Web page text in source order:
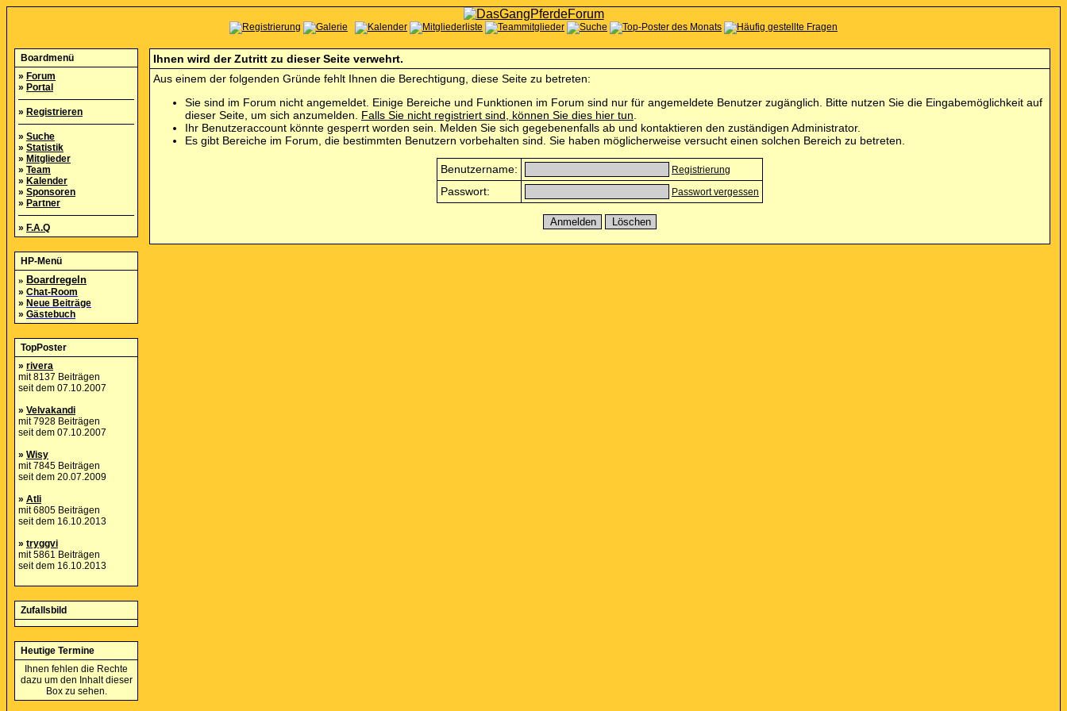
Boardmenü
» Forum
» Portal
» Registrieren
» Suche
» Statistik
» Mitglieder
» Team
» Kalender
» Sponsoren
» Partner
» F.A.Q
HP-Menü
» Boardregeln
» Chat-Room
» Neue Beiträge
» Gästebuch
TopPoster
» rivera
mit 8137 Beiträgen
seit dem 07.10.2007
» Velvakandi
mit 7928 Beiträgen
seit dem 07.10.2007
» Wisy
mit 7845 Beiträgen
seit dem 20.07.2009
» Atli
mit 6805 Beiträgen
seit dem 16.10.2013
» tryggvi
mit 5861 Beiträgen
seit dem 16.10.2013
Zufallsbild
Heutige Termine
Ihnen fehlen die Rechte
dazu um den Inhalt dieser
Box zu sehen.
Ihnen wird der Zutritt zu dieser Seite verwehrt.
Aus einem der folgenden Gründe fehlt Ihnen die Berechtigung, diese Seite zu betreten:
Sie sind im Forum nicht angemeldet. Einige Bereiche und Funktionen im Forum sind nur für angemeldete Benutzer zugänglich. Bitte nutzen Sie die Eingabemöglichkeit auf
dieser Seite, um sich anzumelden. Falls Sie nicht registriert sind, können Sie dies hier tun
Ihr Benutzeraccount könnte gesperrt worden sein. Melden Sie sich gegebenenfalls ab und kontaktieren den zuständigen Administrator.
Es gibt Bereiche im Forum, die bestimmten Benutzern vorbehalten sind. Sie haben möglicherweise versucht einen solchen Bereich zu betreten.
Benutzername: Registrierung
Passwort: Passwort vergessen